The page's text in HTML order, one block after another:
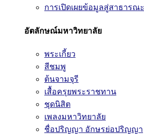
การเปิดเผยข้อมูลสู่สาธารณะ
อัตลักษณ์มหาวิทยาลัย
พระเกี้ยว
สีชมพู
ต้นจามจุรี
เสื้อครุยพระราชทาน
ชุดนิสิต
เพลงมหาวิทยาลัย
ชื่อปริญญา อักษรย่อปริญญา